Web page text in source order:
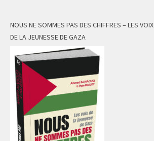
NOUS NE SOMMES PAS DES CHIFFRES – LES VOIX
DE LA JEUNESSE DE GAZA